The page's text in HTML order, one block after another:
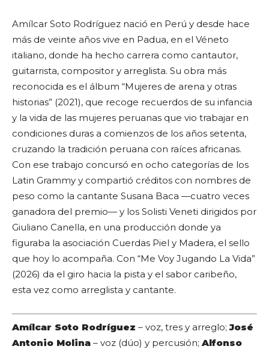
Amílcar Soto Rodríguez nació en Perú y desde hace
más de veinte años vive en Padua, en el Véneto
italiano, donde ha hecho carrera como cantautor,
guitarrista, compositor y arreglista. Su obra más
reconocida es el álbum “Mujeres de arena y otras
historias” (2021), que recoge recuerdos de su infancia
y la vida de las mujeres peruanas que vio trabajar en
condiciones duras a comienzos de los años setenta,
cruzando la tradición peruana con raíces africanas.
Con ese trabajo concursó en ocho categorías de los
Latin Grammy y compartió créditos con nombres de
peso como la cantante Susana Baca —cuatro veces
ganadora del premio— y los Solisti Veneti dirigidos por
Giuliano Canella, en una producción donde ya
figuraba la asociación Cuerdas Piel y Madera, el sello
que hoy lo acompaña. Con “Me Voy Jugando La Vida”
(2026) da el giro hacia la pista y el sabor caribeño,
esta vez como arreglista y cantante.
Amílcar Soto Rodríguez – voz, tres y arreglo;José
Antonio Molina – voz (dúo) y percusión; Alfonso